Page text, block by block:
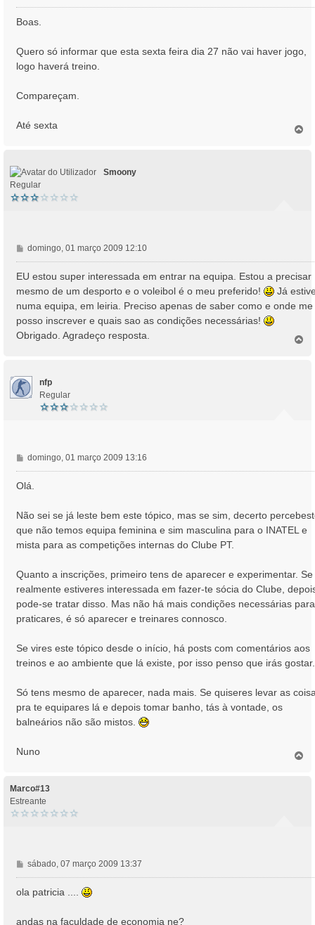
e
n
g
e
Boas.
Quero só informar que esta sexta feira dia 27 não vai haver jogo,
logo haverá treino.
Compareçam.
Até sexta
Smoony
Regular
M
e
n
a
g
e
m
domingo, 01 março 2009 12:10
EU estou super interessada em entrar na equipa. Estou a precisar
mesmo de um desporto e o voleibol é o meu preferido!
Já
numa equipa, em leiria. Preciso apenas de saber como e onde me
posso inscrever e quais sao as condições necessárias!
Obrigado. Agradeço resposta.
nfp
Regular
M
e
n
g
e
m
domingo, 01 março 2009 13:16
Olá.
Não sei se já leste bem este tópico, mas se sim, decerto
que não temos equipa feminina e sim masculina para o INATEL e
mista para as competições internas do Clube PT.
Quanto a inscrições, primeiro tens de aparecer e experimentar. Se
realmente estiveres interessada em fazer-te sócia do Clube,
pode-se tratar disso. Mas não há mais condições necessárias para
praticares, é só aparecer e treinares connosco.
Se vires este tópico desde o início, há posts com comentários aos
treinos e ao ambiente que lá existe, por isso penso que irás gostar.
Só tens mesmo de aparecer, nada mais. Se quiseres levar as
pra te equipares lá e depois tomar banho, tás à vontade, os
balneários não são mistos.
Nuno
Marco#13
Estreante
M
e
sábado, 07 março 2009 13:37
ola patricia ....
andas na faculdade de economia ne?